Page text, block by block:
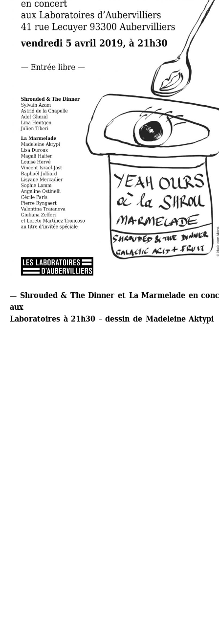
— Shrouded & The Dinner et La Marmelade en
aux
Laboratoires à 21h30 – dessin de Madeleine Aktypi